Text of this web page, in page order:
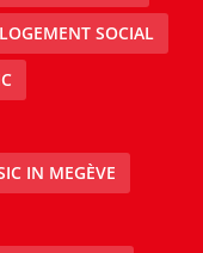
SOCIAL
IN MEGÈVE